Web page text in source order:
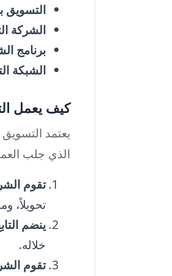
التسويق
الشركة
برنامج
الشبكة
كيف يعمل
يعتمد
الذي جلب
تقوم
تحويلاً،
ينضم
خلاله.
تقوم